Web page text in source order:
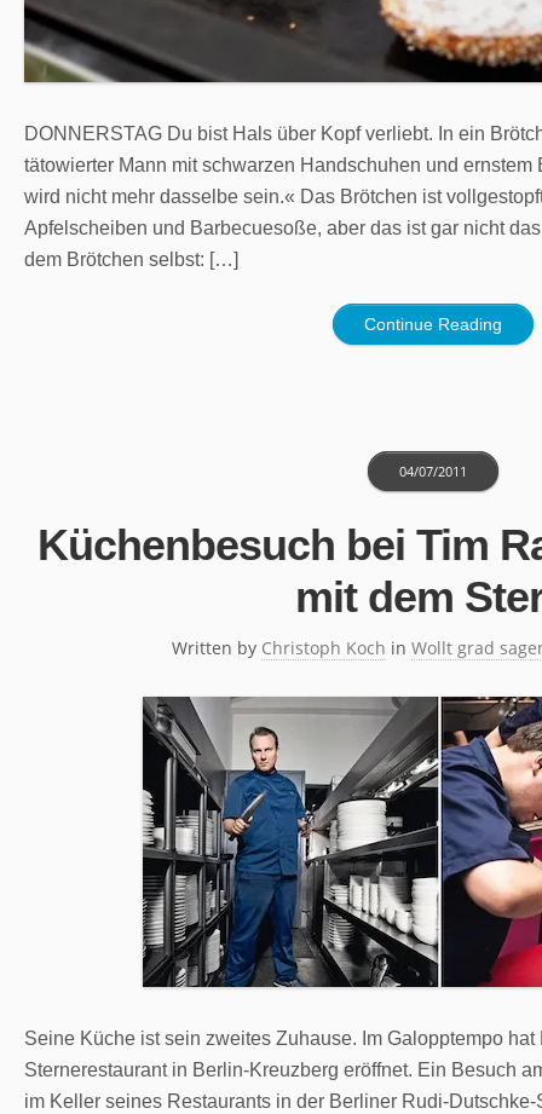
DONNERSTAG Du bist Hals über Kopf verliebt. In ein
tätowierter Mann mit schwarzen Handschuhen und
wird nicht mehr dasselbe sein.« Das Brötchen ist
Apfelscheiben und Barbecuesoße, aber das ist gar nicht
dem Brötchen selbst: […]
Continue Reading
Küchenbesuch bei Tim
mit dem
Written by Christoph Koch
04/07/2011
in Wollt grad
Seine Küche ist sein zweites Zuhause. Im Galopptempo
Sternerestaurant in Berlin-Kreuzberg eröffnet. Ein Besuch
im Keller seines Restaurants in der Berliner Rudi-